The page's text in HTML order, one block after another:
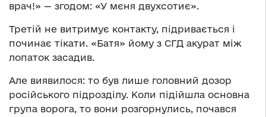
врач!» — згодом: «У мєня двухсотиє».
Третій не витримує контакту, підривається і
починає тікати. «Батя» йому з СГД акурат між
лопаток засадив.
Але виявилося: то був лише головний дозор
російського підрозділу. Коли підійшла основна
група ворога, то вони розгорнулись, почався